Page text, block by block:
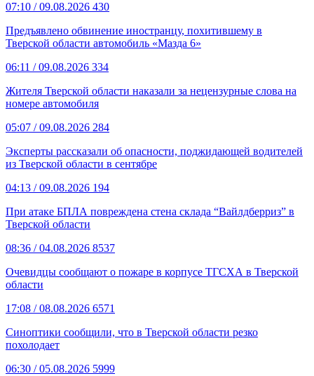
07:10 / 09.08.2026 430
Предъявлено обвинение иностранцу, похитившему в
Тверской области автомобиль «Мазда 6»
06:11 / 09.08.2026 334
Жителя Тверской области наказали за нецензурные слова на
номере автомобиля
05:07 / 09.08.2026 284
Эксперты рассказали об опасности, поджидающей водителей
из Тверской области в сентябре
04:13 / 09.08.2026 194
При атаке БПЛА повреждена стена склада “Вайлдберриз” в
Тверской области
08:36 / 04.08.2026 8537
Очевидцы сообщают о пожаре в корпусе ТГСХА в Тверской
области
17:08 / 08.08.2026 6571
Синоптики сообщили, что в Тверской области резко
похолодает
06:30 / 05.08.2026 5999